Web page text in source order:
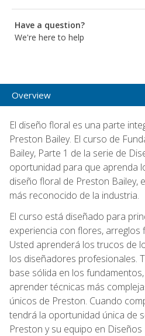
Have a question?
We're here to help
Overview
El diseño floral es una parte
Preston Bailey. El curso de
Bailey, Parte 1 de la serie de
oportunidad para que aprenda
diseño floral de Preston Bailey,
más reconocido de la industria.
El curso está diseñado para
experiencia con flores, arreglos
Usted aprenderá los trucos de
los diseñadores profesionales.
base sólida en los
aprender técnicas más
únicos de Preston. Cuando
tendrá la oportunidad única de
Preston y su equipo en Diseños